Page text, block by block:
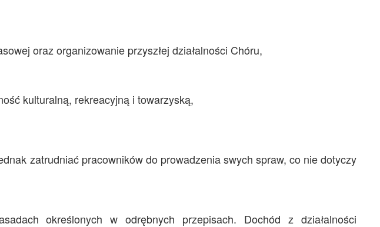
oraz organizowanie przyszłej działalności Chóru,
kulturalną, rekreacyjną i towarzyską,
zatrudniać pracowników do prowadzenia swych spraw, co nie dotyczy
określonych w odrębnych przepisach. Dochód z działalności